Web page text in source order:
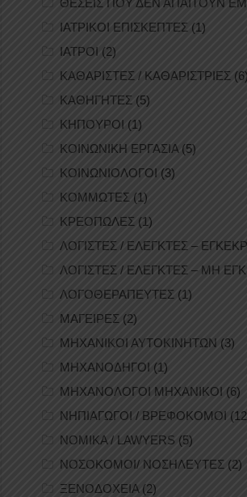
ΘΕΣΕΙΣ ΠΟΥ ΔΕΝ ΑΠΑΙΤΟΥΝ
ΙΑΤΡΙΚΟΙ ΕΠΙΣΚΕΠΤΕΣ (1)
ΙΑΤΡΟΙ (2)
ΚΑΘΑΡΙΣΤΕΣ / ΚΑΘΑΡΙΣΤΡΙΕΣ (6)
ΚΑΘΗΓΗΤΕΣ (5)
ΚΗΠΟΥΡΟΙ (1)
ΚΟΙΝΩΝΙΚΗ ΕΡΓΑΣΙΑ(5)
ΚΟΙΝΩΝΙΟΛΟΓΟΙ (3)
ΚΟΜΜΩΤΕΣ (1)
ΚΡΕΟΠΩΛΕΣ (1)
ΛΟΓΙΣΤΕΣ / ΕΛΕΓΚΤΕΣ –
ΛΟΓΙΣΤΕΣ / ΕΛΕΓΚΤΕΣ – ΜΗ
ΛΟΓΟΘΕΡΑΠΕΥΤΕΣ (1)
ΜΑΓΕΙΡΕΣ (2)
ΜΗΧΑΝΙΚΟΙ ΑΥΤΟΚΙΝΗΤΩΝ (3)
ΜΗΧΑΝΟΔΗΓΟΙ (1)
ΜΗΧΑΝΟΛΟΓΟΙ ΜΗΧΑΝΙΚΟΙ (6)
ΝΗΠΙΑΓΩΓΟΙ / ΒΡΕΦΟΚΟΜΟΙ
ΝΟΜΙΚΑ / LAWYERS (5)
ΝΟΣΟΚΟΜΟΙ/ ΝΟΣΗΛΕΥΤΕΣ (2)
ΞΕΝΟΔΟΧΕΙΑ(2)